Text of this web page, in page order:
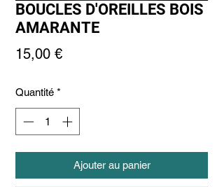
BOUCLES D'OREILLES BOIS
AMARANTE
15,00 €Prix
Quantité *
Ajouter au panier